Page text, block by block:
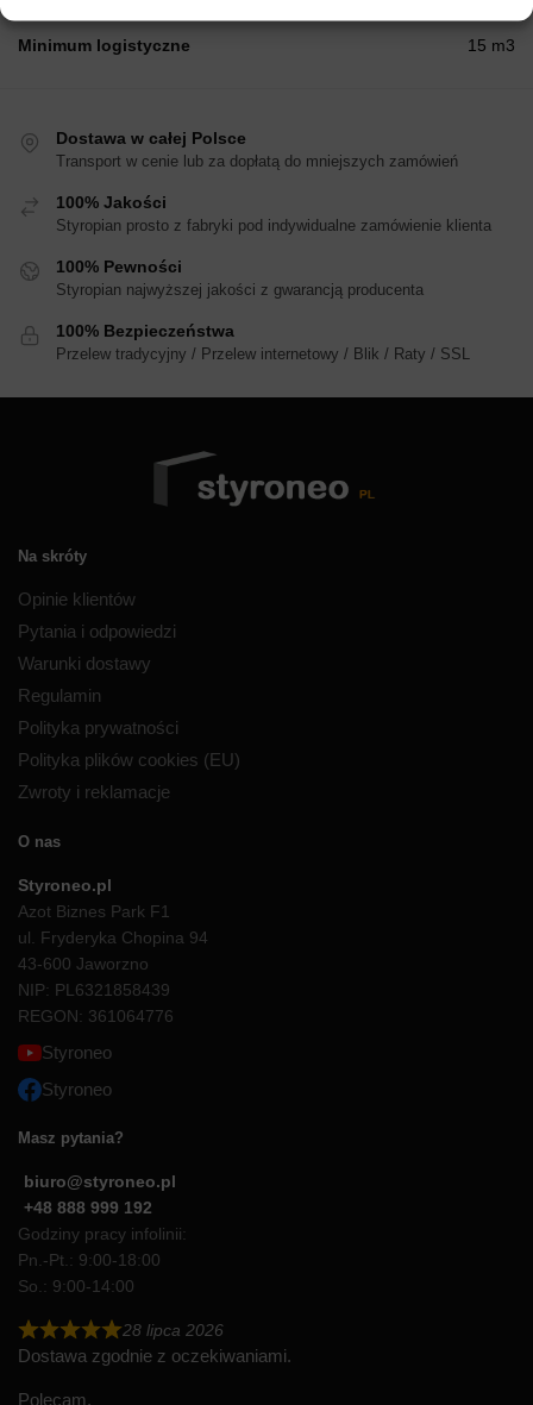
Minimum logistyczne 15 m3
Dostawa w całej Polsce
Transport w cenie lub za dopłatą do mniejszych zamówień
100% Jakości
Styropian prosto z fabryki pod indywidualne zamówienie klienta
100% Pewności
Styropian najwyższej jakości z gwarancją producenta
100% Bezpieczeństwa
Przelew tradycyjny / Przelew internetowy / Blik / Raty / SSL
Na skróty
Opinie klientów
Pytania i odpowiedzi
Warunki dostawy
Regulamin
Polityka prywatności
Polityka plików cookies (EU)
Zwroty i reklamacje
O nas
Styroneo.pl
Azot Biznes Park F1
ul. Fryderyka Chopina 94
43-600 Jaworzno
NIP: PL6321858439
REGON: 361064776
Styroneo
Styroneo
Masz pytania?
biuro@styroneo.pl
+48 888 999 192
Godziny pracy infolinii:
Pn.-Pt.: 9:00-18:00
So.: 9:00-14:00
28 lipca 2026
Dostawa zgodnie z oczekiwaniami.
Polecam.